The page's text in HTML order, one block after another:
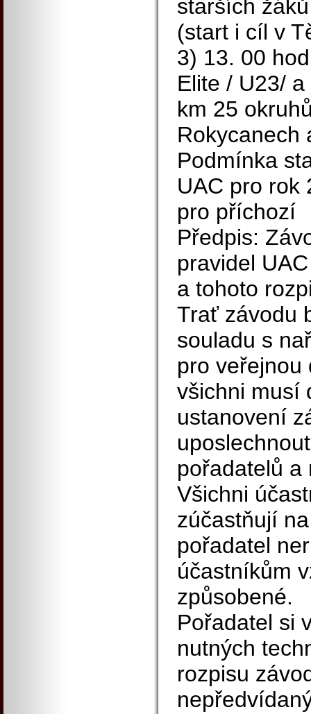
starších
(start i cíl v
3) 13. 00
Elite / U23/
km 25
Rokycanech
Podmínka
UAC pro rok
pro příchozí
Předpis:
pravidel
a tohoto
Trať závodu
souladu s
pro veřejnou
všichni musí
ustanovení
pořadatelů a
Všichni
zúčastňují
pořadatel
účastníkům
způsobené.
Pořadatel si
nutných
rozpisu